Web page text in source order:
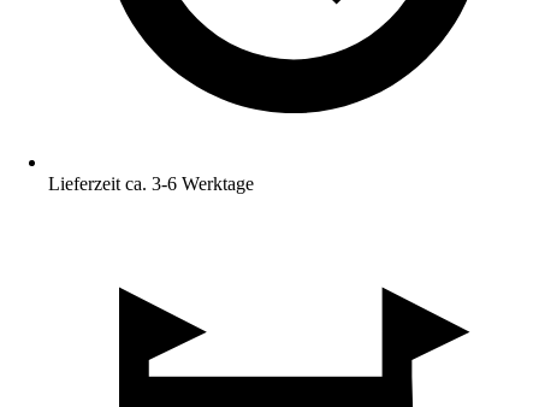
Lieferzeit ca. 3-6 Werktage